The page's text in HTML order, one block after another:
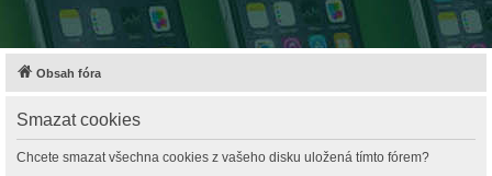
Obsah fóra
Smazat cookies
Chcete smazat všechna cookies z vašeho disku uložená tímto fórem?